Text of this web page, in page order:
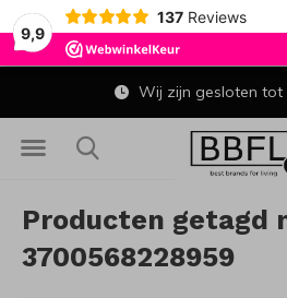
9,9
137 Reviews
Wij zijn gesloten tot
Producten getagd
3700568228959